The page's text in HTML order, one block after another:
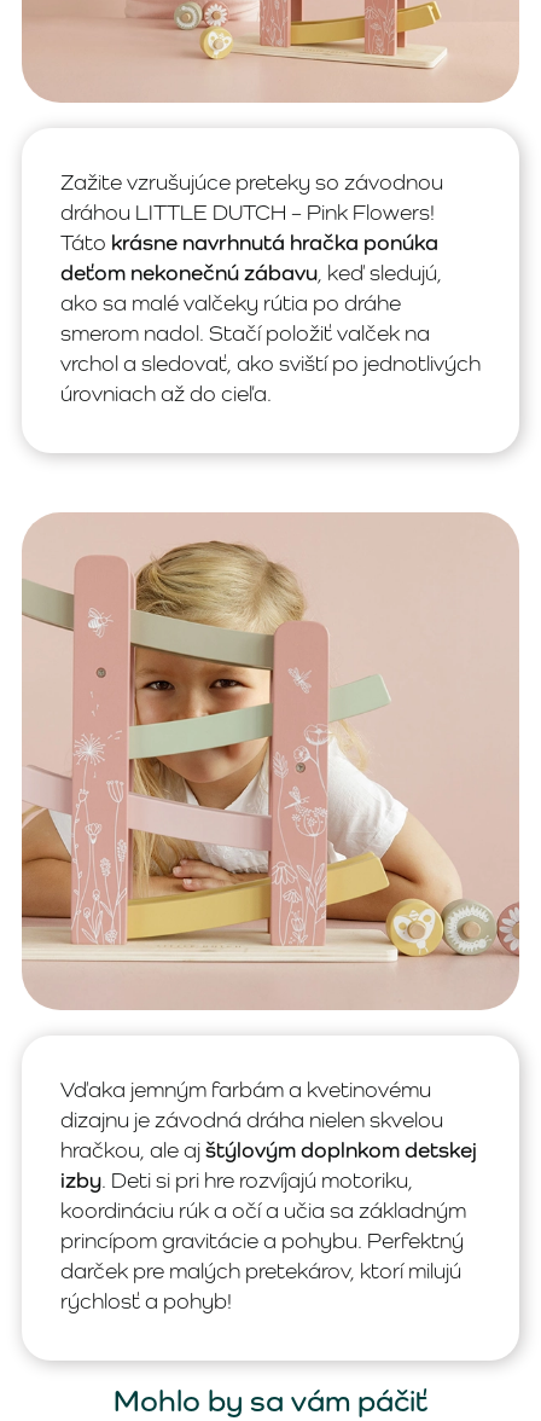
Zažite vzrušujúce preteky so závodnou
dráhou LITTLE DUTCH – Pink Flowers!
Táto krásne navrhnutá hračka ponúka
deťom nekonečnú zábavu , keď sledujú,
ako sa malé valčeky rútia po dráhe
smerom nadol. Stačí položiť valček na
vrchol a sledovať, ako sviští po jednotlivých
úrovniach až do cieľa.
Vďaka jemným farbám a kvetinovému
dizajnu je závodná dráha nielen skvelou
hračkou, ale ajštýlovým doplnkom detskej
izby. Deti si pri hre rozvíjajú motoriku,
koordináciu rúk a očí a učia sa základným
princípom gravitácie a pohybu. Perfektný
darček pre malých pretekárov, ktorí milujú
rýchlosť a pohyb!
Mohlo by sa vám páčiť